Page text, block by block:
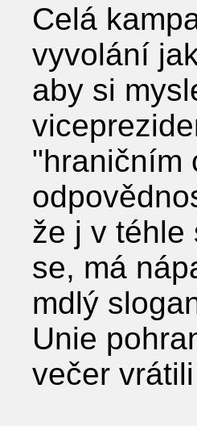
Celá
vyvolání
aby si
"hraničním
že j v téhle
se, má
mdlý
Unie
večer